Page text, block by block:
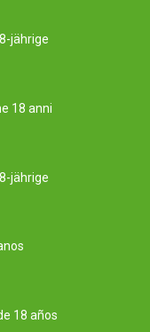
jährige
18 anni
jährige
18 años